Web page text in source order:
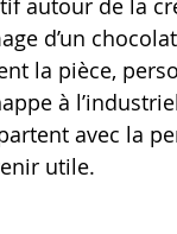
autour de la
d’un
la pièce,
à
avec la
utile.